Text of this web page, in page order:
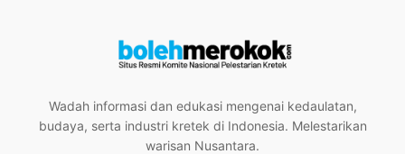
Wadah informasi dan edukasi mengenai kedaulatan,
budaya, serta industri kretek di Indonesia. Melestarikan
warisan Nusantara.